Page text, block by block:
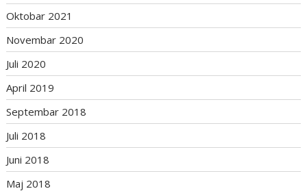
Oktobar 2021
Novembar 2020
Juli 2020
April 2019
Septembar 2018
Juli 2018
Juni 2018
Maj 2018